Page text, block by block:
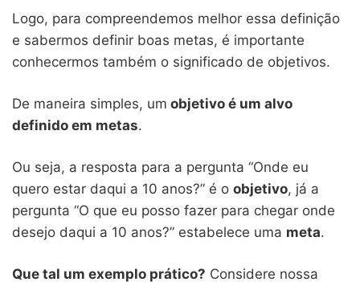
Logo, para compreendemos melhor essa definição
e sabermos definir boas metas, é importante
conhecermos também o significado de objetivos.
De maneira simples, um objetivo é um alvo
definido em metas.
Ou seja, a resposta para a pergunta “Onde eu
quero estar daqui a 10 anos?” é o objetivo, já a
pergunta “O que eu posso fazer para chegar onde
desejo daqui a 10 anos?” estabelece uma meta.
Que tal um exemplo prático? Considere nossa